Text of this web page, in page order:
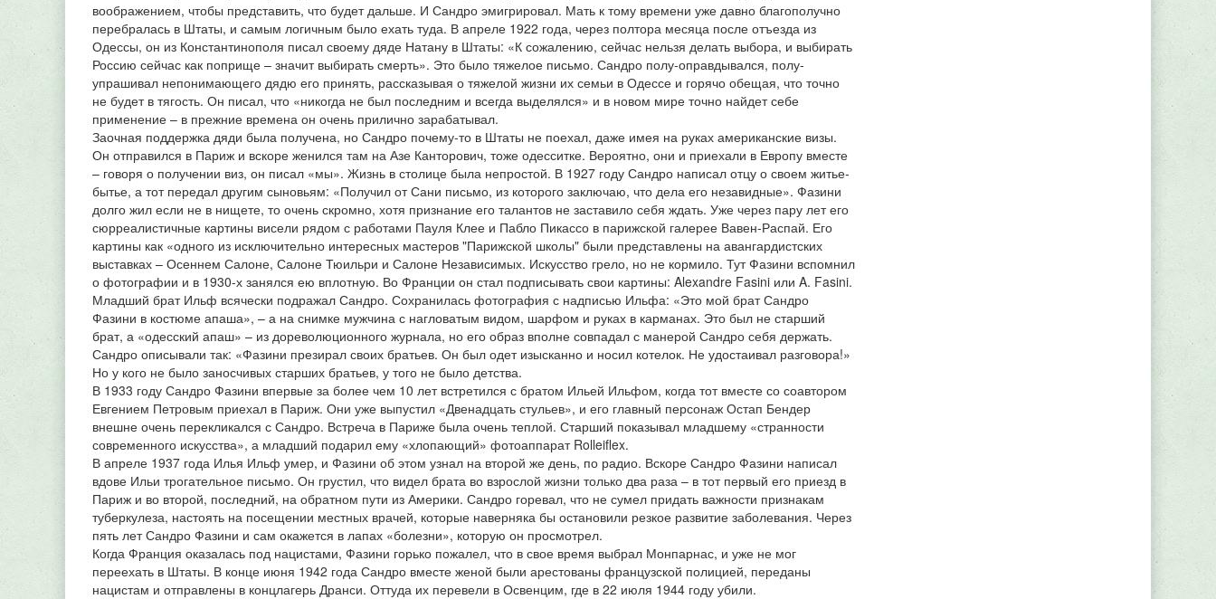
воображением, чтобы представить, что будет дальше. И Сандро эмигрировал. Мать к тому времени уже давно благополучно
перебралась в Штаты, и самым логичным было ехать туда. В апреле 1922 года, через полтора месяца после отъезда из
Одессы, он из Константинополя писал своему дяде Натану в Штаты: «К сожалению, сейчас нельзя делать выбора, и выбирать
Россию сейчас как поприще – значит выбирать смерть». Это было тяжелое письмо. Сандро полу-оправдывался, полу-
упрашивал непонимающего дядю его принять, рассказывая о тяжелой жизни их семьи в Одессе и горячо обещая, что точно
не будет в тягость. Он писал, что «никогда не был последним и всегда выделялся» и в новом мире точно найдет себе
применение – в прежние времена он очень прилично зарабатывал.
Заочная поддержка дяди была получена, но Сандро почему-то в Штаты не поехал, даже имея на руках американские визы.
Он отправился в Париж и вскоре женился там на Азе Канторович, тоже одесситке. Вероятно, они и приехали в Европу вместе
– говоря о получении виз, он писал «мы». Жизнь в столице была непростой. В 1927 году Сандро написал отцу о своем житье-
бытье, а тот передал другим сыновьям: «Получил от Сани письмо, из которого заключаю, что дела его незавидные». Фазини
долго жил если не в нищете, то очень скромно, хотя признание его талантов не заставило себя ждать. Уже через пару лет его
сюрреалистичные картины висели рядом с работами Пауля Клее и Пабло Пикассо в парижской галерее Вавен-Распай. Его
картины как «одного из исключительно интересных мастеров "Парижской школы" были представлены на авангардистских
выставках – Осеннем Салоне, Салоне Тюильри и Салоне Независимых. Искусство грело, но не кормило. Тут Фазини вспомнил
о фотографии и в 1930-х занялся ею вплотную. Во Франции он стал подписывать свои картины: Alexandre Fasini или A. Fasini.
Младший брат Ильф всячески подражал Сандро. Сохранилась фотография с надписью Ильфа: «Это мой брат Сандро
Фазини в костюме апаша», – а на снимке мужчина с нагловатым видом, шарфом и руках в карманах. Это был не старший
брат, а «одесский апаш» – из дореволюционного журнала, но его образ вполне совпадал с манерой Сандро себя держать.
Сандро описывали так: «Фазини презирал своих братьев. Он был одет изысканно и носил котелок. Не удостаивал разговора!»
Но у кого не было заносчивых старших братьев, у того не было детства.
В 1933 году Сандро Фазини впервые за более чем 10 лет встретился с братом Ильей Ильфом, когда тот вместе со соавтором
Евгением Петровым приехал в Париж. Они уже выпустил «Двенадцать стульев», и его главный персонаж Остап Бендер
внешне очень перекликался с Сандро. Встреча в Париже была очень теплой. Старший показывал младшему «странности
современного искусства», а младший подарил ему «хлопающий» фотоаппарат Rolleiflex.
В апреле 1937 года Илья Ильф умер, и Фазини об этом узнал на второй же день, по радио. Вскоре Сандро Фазини написал
вдове Ильи трогательное письмо. Он грустил, что видел брата во взрослой жизни только два раза – в тот первый его приезд в
Париж и во второй, последний, на обратном пути из Америки. Сандро горевал, что не сумел придать важности признакам
туберкулеза, настоять на посещении местных врачей, которые наверняка бы остановили резкое развитие заболевания. Через
пять лет Сандро Фазини и сам окажется в лапах «болезни», которую он просмотрел.
Когда Франция оказалась под нацистами, Фазини горько пожалел, что в свое время выбрал Монпарнас, и уже не мог
переехать в Штаты. В конце июня 1942 года Сандро вместе женой были арестованы французской полицией, переданы
нацистам и отправлены в концлагерь Дранси. Оттуда их перевели в Освенцим, где в 22 июля 1944 году убили.